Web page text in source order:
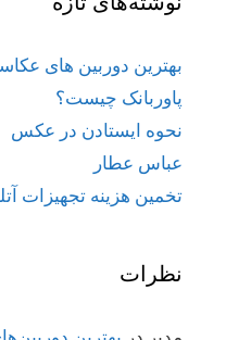
بهترین دوربین های عکاسی
پاوربانک چیست؟
نحوه ایستادن در عکس
عباس عطار
تخمین هزینه تجهیزات
نظرات